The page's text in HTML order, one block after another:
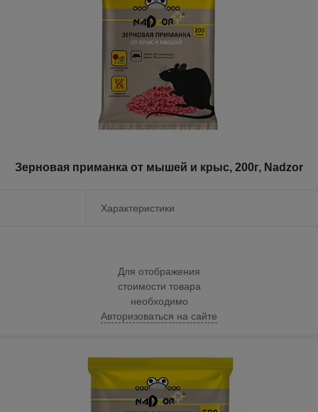
Зерновая приманка от мышей и крыс, 200г, Nadzor
Характеристики
Для отображения
стоимости товара
необходимо
Авторизоваться на сайте